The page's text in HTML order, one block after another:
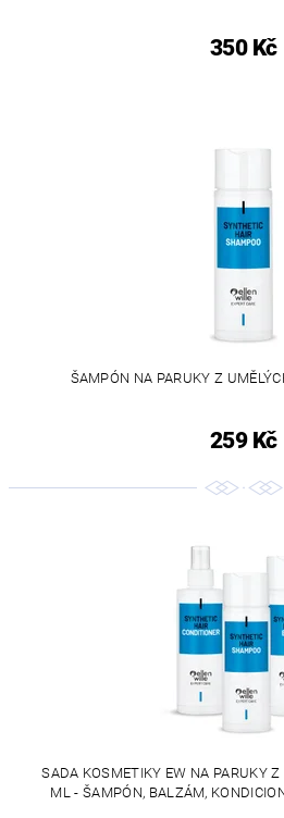
350 Kč
ŠAMPÓN NA PARUKY Z
259 Kč
SADA KOSMETIKY EW NA PARUKY
ML - ŠAMPÓN, BALZÁM,